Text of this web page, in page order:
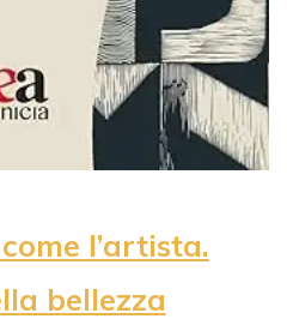
l’artista.
bellezza